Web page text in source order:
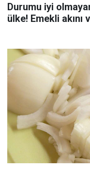
Durumu iyi
ülke! Emekli akını